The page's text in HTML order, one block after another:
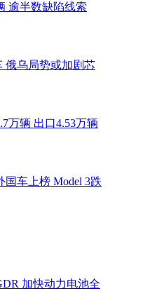
逾半数缺陷线索
俄乌局势或加剧芯
万辆 出口4.53万辆
车上榜 Model 3跌
加快动力电池全